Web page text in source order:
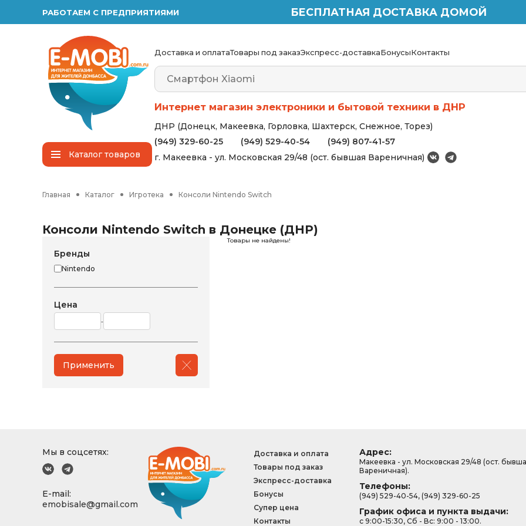
РАБОТАЕМ С ПРЕДПРИЯТИЯМИ БЕСПЛАТНАЯ ДОСТАВКА ДОМОЙ
Каталогтоваров
Доставка и оплатаТовары под заказЭкспресс-доставкаБонусыКонтакты
Интернет магазин электроники и бытовой техники в ДНР
ДНР (Донецк, Макеевка, Горловка, Шахтерск, Снежное, Торез)
(949) 329-60-25
(949) 529-40-54
(949) 807-41-57
г. Макеевка - ул. Московская 29/48 (ост. бывшая Вареничная)
Главная Каталог Игротека Консоли Nintendo Switch
Консоли Nintendo Switch в Донецке (ДНР)
Бренды
Nintendo
Цена
-
Применить
Товары не найдены!
Мы в соцсетях:
E-mail:
emobisale@gmail.com
Доставка и оплата
Товары под заказ
Экспресс-доставка
Бонусы
Супер цена
Контакты
Адрес:
Макеевка - ул. Московская 29/48 (ост.
Вареничная).
Телефоны:
(949) 529-40-54, (949) 329-60-25
График офиса и пункта выдачи:
с 9:00-15:30, Сб - Вс: 9:00 - 13:00.